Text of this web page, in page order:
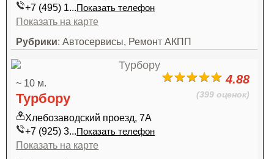
+7 (495) 1...Показать телефон
Показать на карте
Рубрики: Автосервисы, Ремонт АКПП
4.88
(399 оценок)
~ 10 м.
Турбору
Хлебозаводский проезд, 7А
+7 (925) 3...Показать телефон
Показать на карте